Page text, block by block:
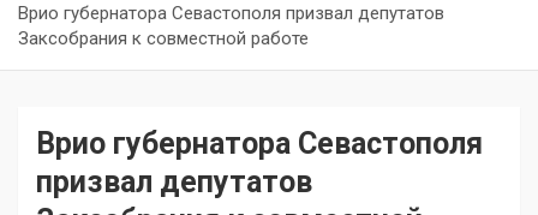
Врио губернатора Севастополя призвал депутатов
Заксобрания к совместной работе
Врио губернатора Севастополя
призвал депутатов